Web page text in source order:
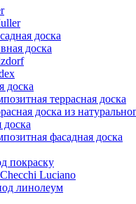
доска
доска
доска
террасная доска
доска из
доска
фасадная доска
покраску
Luciano
линолеум